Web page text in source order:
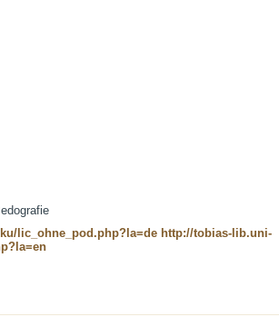
lic_ohne_pod.php?la=de http://tobias-lib.uni-